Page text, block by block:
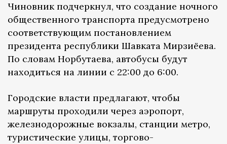
Чиновник подчеркнул, что создание ночного
общественного транспорта предусмотрено
соответствующим постановлением
президента республики Шавката Мирзиёева.
По словам Норбутаева, автобусы будут
находиться на линии с 22:00 до 6:00.
Городские власти предлагают, чтобы
маршруты проходили через аэропорт,
железнодорожные вокзалы, станции метро,
туристические улицы, торгово-